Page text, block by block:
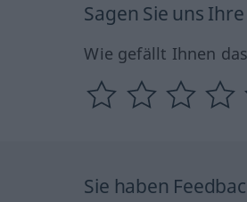
Sagen Sie uns
Wie gefällt Ihnen
Sie haben